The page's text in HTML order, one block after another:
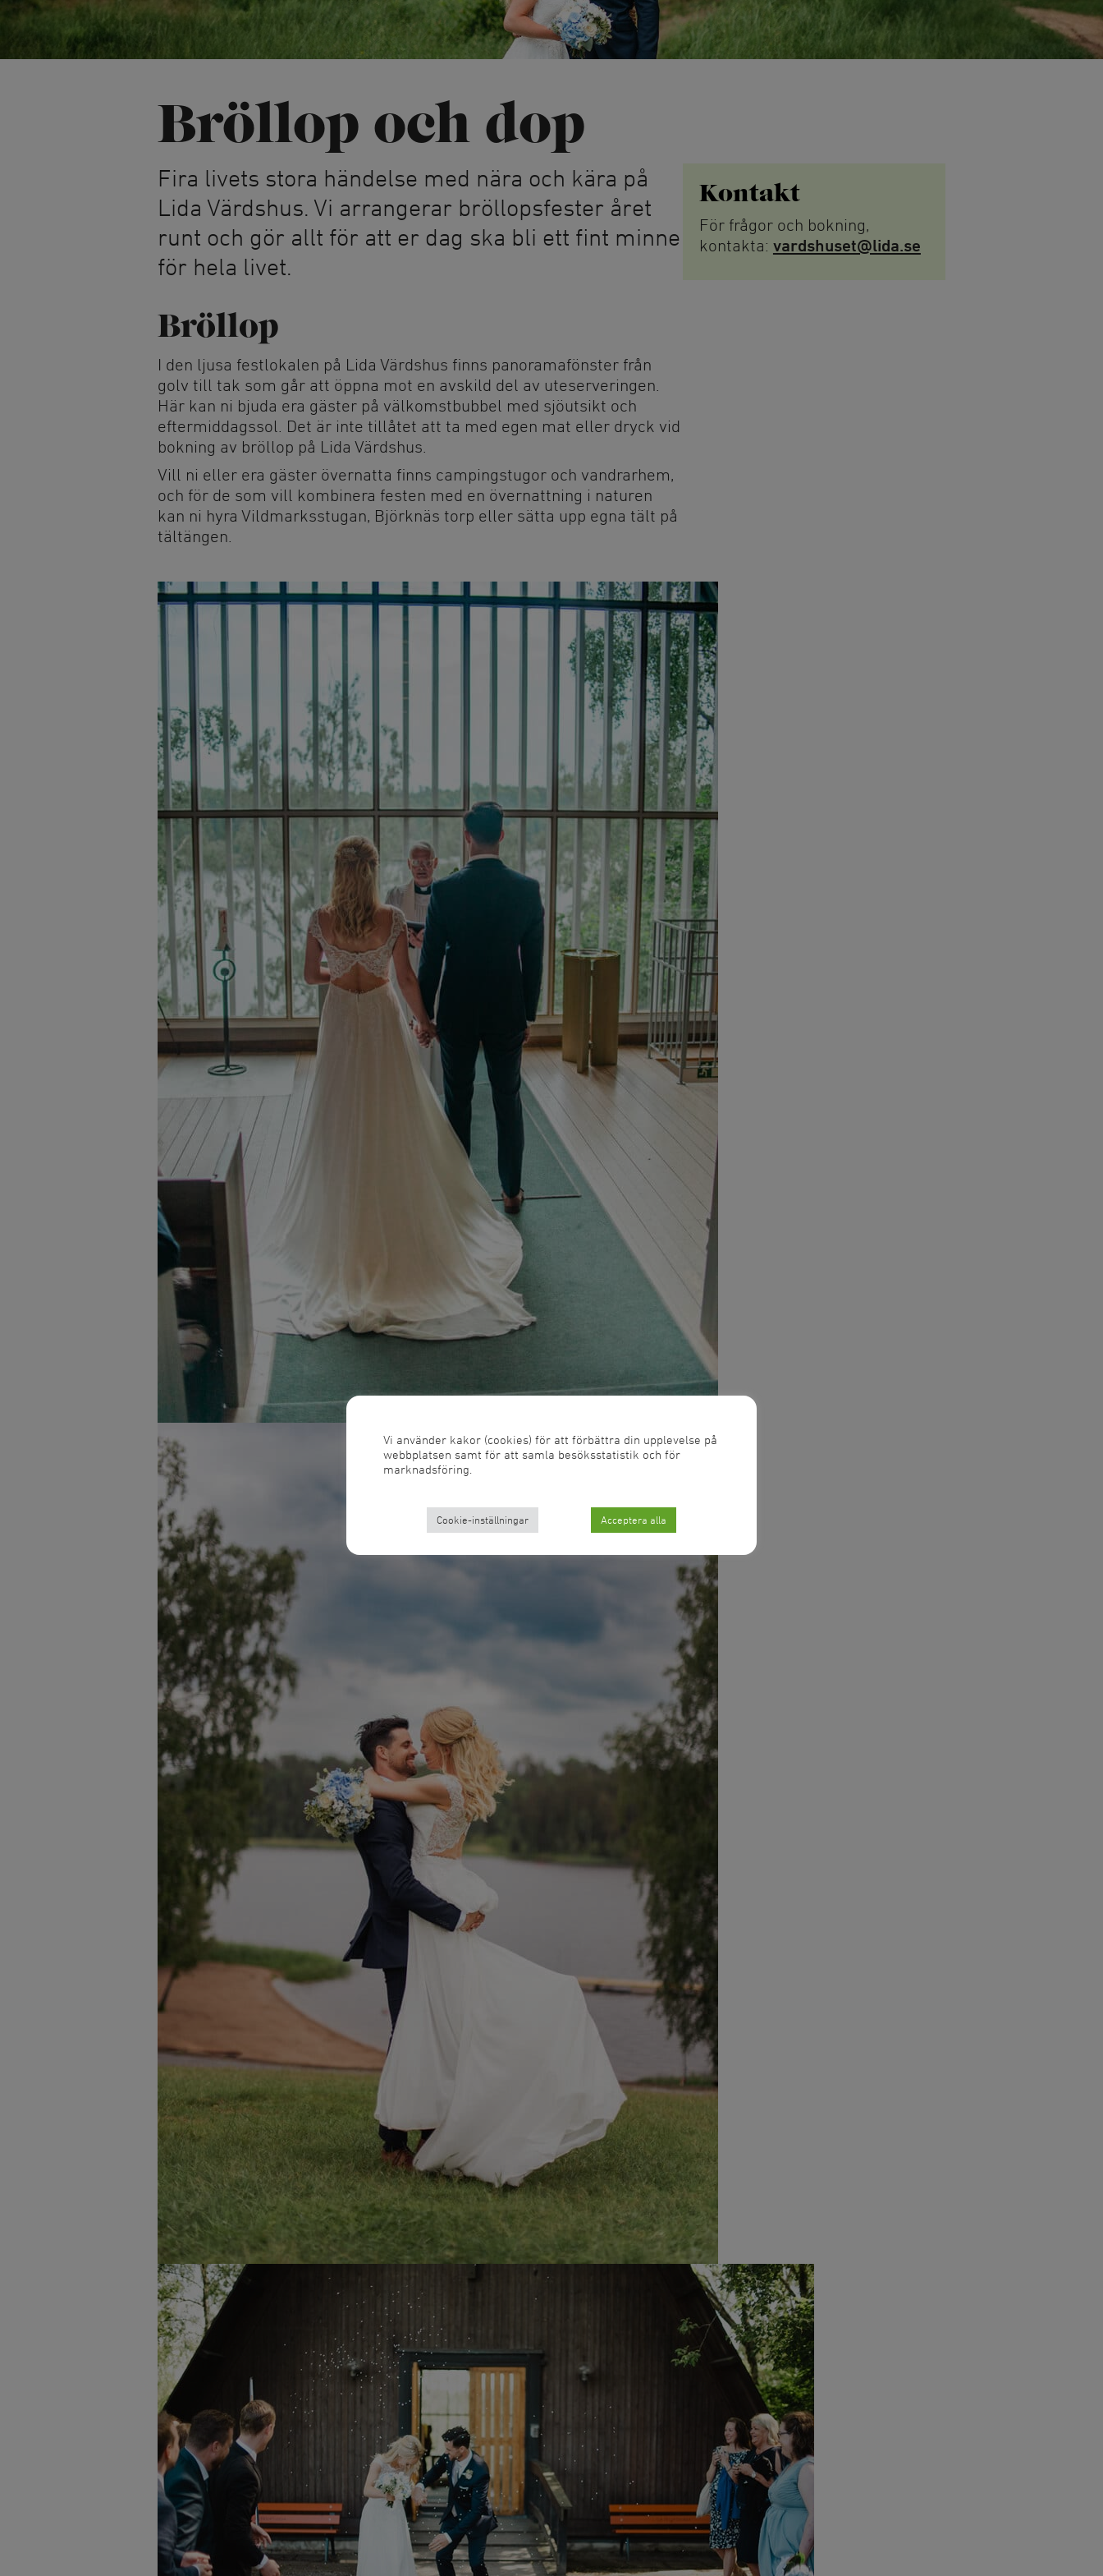
Friluftsbad
Pulkabacke
Skridsko på naturis
Vinterbad
Kyrkan och ceremonier
Lida Idrottskyrka
Bröllop och dop
Hundbad
Fiske
Mountainbike
Hyr mountainbike
Stigcykling
Privata fester
Strandcafé
Paddling
Kajak, kanot och SUP
Omklädningsrum och
Stugor och vandrarhem
Vildmarksstugan
Tältning och vindskydd
Alltid på Lida
Raststugan Naturport
Grillplatser
Parkering
Omklädningsrum och
Bröllop och dop
Fira livets stora händelse med nära och kära på
Lida Värdshus. Vi arrangerar bröllopsfester året
runt och gör allt för att er dag ska bli ett fint minne
för hela livet.
Bröllop
I den ljusa festlokalen på Lida Värdshus finns panoramafönster från
golv till tak som går att öppna mot en avskild del av uteserveringen.
Här kan ni bjuda era gäster på välkomstbubbel med sjöutsikt och
eftermiddagssol. Det är inte tillåtet att ta med egen mat eller dryck vid
bokning av bröllop på Lida Värdshus.
Vill ni eller era gäster övernatta finns campingstugor och vandrarhem,
och för de som vill kombinera festen med en övernattning i naturen
kan ni hyra Vildmarksstugan, Björknäs torp eller sätta upp egna tält på
tältängen.
Kontakt
För frågor och bokning,
kontakta: vardshuset@lida.se
Vi använder kakor (cookies) för att förbättra din upplevelse på
webbplatsen samt för att samla besöksstatistik och för
marknadsföring.
Cookie-inställningar Acceptera alla